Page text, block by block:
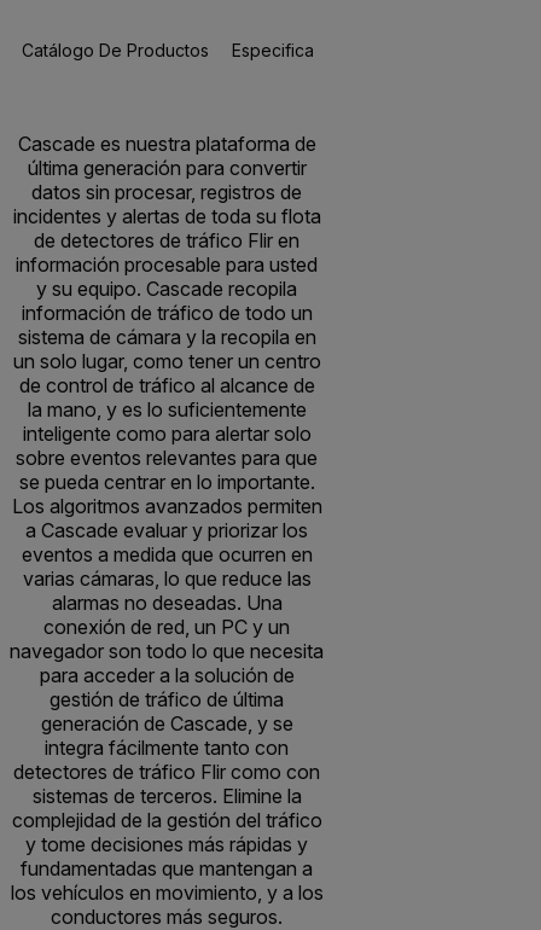
Catálogo De Productos Especificaciones
Cascade es nuestra plataforma de
última generación para convertir
datos sin procesar, registros de
incidentes y alertas de toda su flota
de detectores de tráfico Flir en
información procesable para usted
y su equipo. Cascade recopila
información de tráfico de todo un
sistema de cámara y la recopila en
un solo lugar, como tener un centro
de control de tráfico al alcance de
la mano, y es lo suficientemente
inteligente como para alertar solo
sobre eventos relevantes para que
se pueda centrar en lo importante.
Los algoritmos avanzados permiten
a Cascade evaluar y priorizar los
eventos a medida que ocurren en
varias cámaras, lo que reduce las
alarmas no deseadas. Una
conexión de red, un PC y un
navegador son todo lo que necesita
para acceder a la solución de
gestión de tráfico de última
generación de Cascade, y se
integra fácilmente tanto con
detectores de tráfico Flir como con
sistemas de terceros. Elimine la
complejidad de la gestión del tráfico
y tome decisiones más rápidas y
fundamentadas que mantengan a
los vehículos en movimiento, y a los
conductores más seguros.